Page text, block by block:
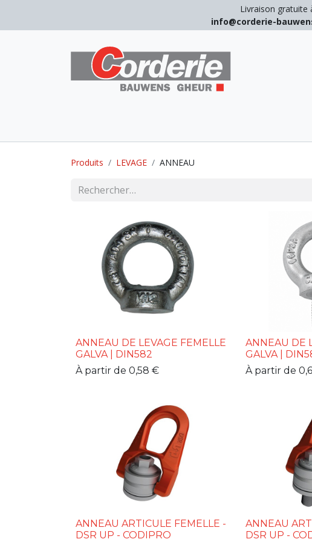
Livraison gratuite
info@corderie-
Produits LEVAGE ANNEAU
ANNEAU DE LEVAGE FEMELLE
GALVA | DIN582
À partir de 0,58 €
ANNEAU DE
GALVA |
À partir de
ANNEAU ARTICULE FEMELLE -
DSR UP - CODIPRO
ANNEAU
DSR UP -